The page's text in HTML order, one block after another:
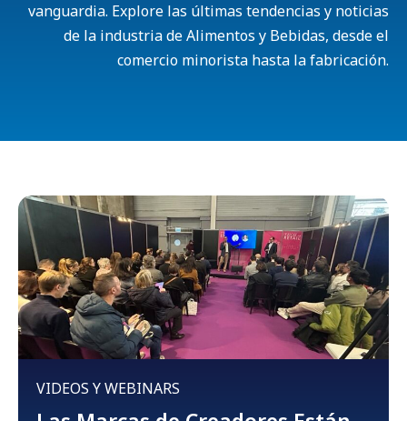
vanguardia. Explore las últimas tendencias y noticias
de la industria de Alimentos y Bebidas, desde el
comercio minorista hasta la fabricación.
VIDEOS Y WEBINARS